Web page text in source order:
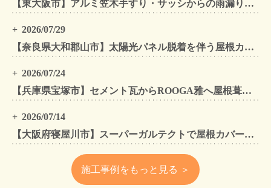
【東大阪市】アルミ笠木手すり・サッシからの雨漏りを解消｜外壁金属サイディングカバー工法
2026/07/29
【奈良県大和郡山市】太陽光パネル脱着を伴う屋根カバー工法・外壁カバー工法・外壁塗装工事｜スーパーガルテクト施工事例
2026/07/24
【兵庫県宝塚市】セメント瓦からROOGA雅へ屋根葺き替え モダングレーで軽量化・外壁塗装も同時施工
2026/07/14
【大阪府寝屋川市】スーパーガルテクトで屋根カバー工法・外壁塗装・雨樋工事｜住まいをトータルリフォームした施工事例
施工事例をもっと見る ＞